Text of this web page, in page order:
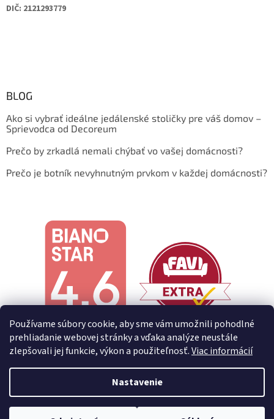
Používame súbory cookie, aby sme vám umožnili pohodlné
prehliadanie webovej stránky a vďaka analýze neustále
zlepšovali jej funkcie, výkon a použiteľnosť.Viac informácií
Nastavenie
DIČ: 2121293779
BLOG
Ako si vybrať ideálne jedálenské stoličky pre váš domov –
Sprievodca od Decoreum
Prečo by zrkadlá nemali chýbať vo vašej domácnosti?
Prečo je botník nevyhnutným prvkom v každej domácnosti?
Vytvoril Shoptet